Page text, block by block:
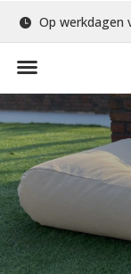
Op werkdagen voor